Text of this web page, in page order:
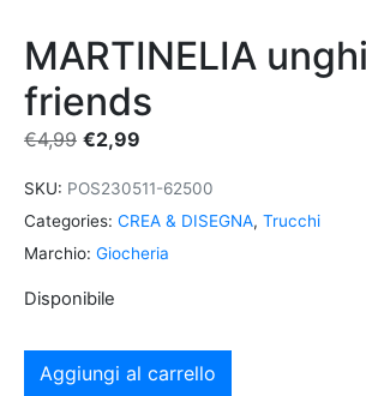
MARTINELIA
friends
€4,99 €2,99
SKU: POS230511-62500
Categories: CREA & DISEGNA, Trucchi
Marchio: Giocheria
Disponibile
Aggiungi al carrello